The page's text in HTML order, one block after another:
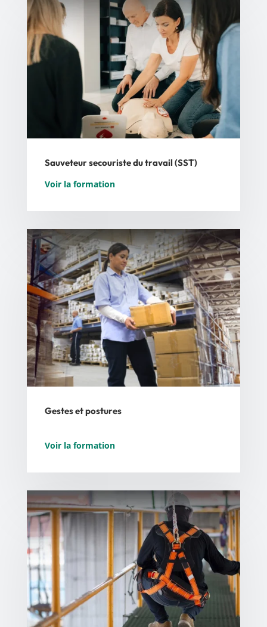
Sauveteur secouriste du travail (SST)
Voir la formation
Gestes et postures
Voir la formation